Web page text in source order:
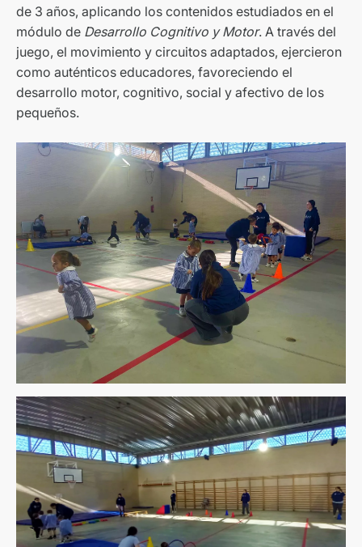
de 3 años, aplicando los contenidos estudiados en el
módulo de Desarrollo Cognitivo y Motor. A través del
juego, el movimiento y circuitos adaptados, ejercieron
como auténticos educadores, favoreciendo el
desarrollo motor, cognitivo, social y afectivo de los
pequeños.